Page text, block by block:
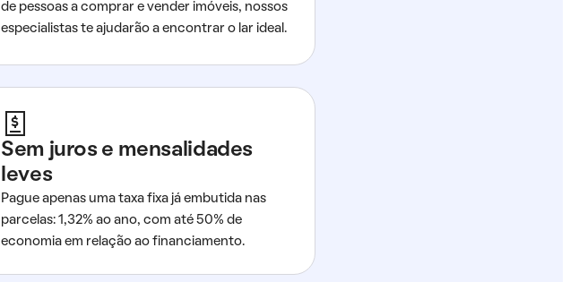
de pessoas a comprar e vender imóveis, nossos
especialistas te ajudarão a encontrar o lar ideal.
Sem juros e mensalidades
leves
Pague apenas uma taxa fixa já embutida nas
parcelas: 1,32% ao ano, com até 50% de
economia em relação ao financiamento.